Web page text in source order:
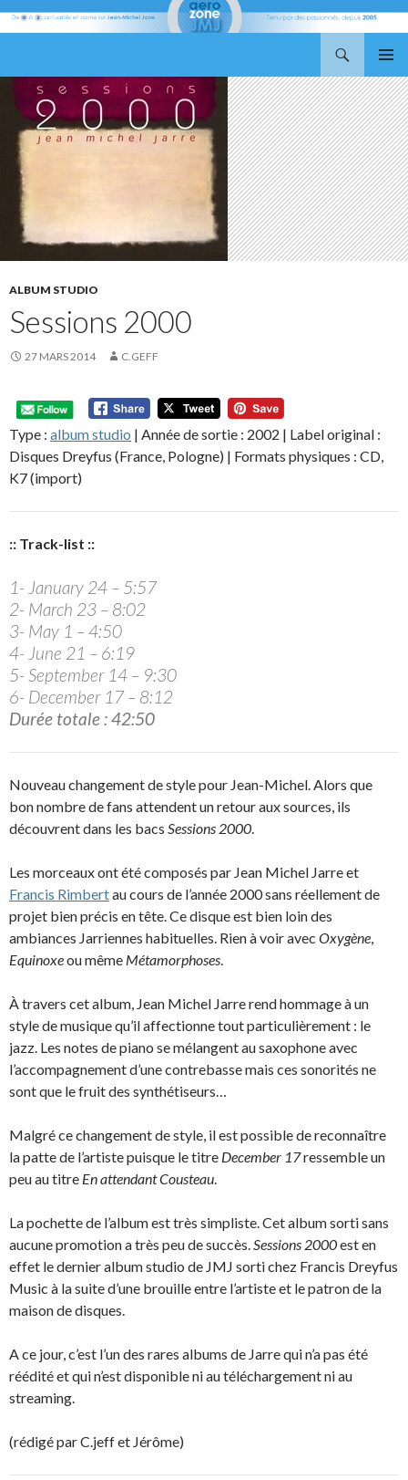
MENU
CONTENU
ALBUM STUDIO
Sessions 2000
27 MARS 2014 C.GEFF
Type : album studio | Année de sortie : 2002 | Label original :
Disques Dreyfus (France, Pologne) | Formats physiques : CD,
K7 (import)
:: Track-list ::
1- January 24 – 5:57
2- March 23 – 8:02
3- May 1 – 4:50
4- June 21 – 6:19
5- September 14 – 9:30
6- December 17 – 8:12
Durée totale : 42:50
Nouveau changement de style pour Jean-Michel. Alors que
bon nombre de fans attendent un retour aux sources, ils
découvrent dans les bacs Sessions 2000.
Les morceaux ont été composés par Jean Michel Jarre et
Francis Rimbertau cours de l’année 2000 sans réellement de
projet bien précis en tête. Ce disque est bien loin des
ambiances Jarriennes habituelles. Rien à voir avec Oxygène,
Equinoxeou même Métamorphoses.
À travers cet album, Jean Michel Jarre rend hommage à un
style de musique qu’il affectionne tout particulièrement : le
jazz. Les notes de piano se mélangent au saxophone avec
l’accompagnement d’une contrebasse mais ces sonorités ne
sont que le fruit des synthétiseurs…
Malgré ce changement de style, il est possible de reconnaître
la patte de l’artiste puisque le titre December 17ressemble un
peu au titre En attendant Cousteau.
La pochette de l’album est très simpliste. Cet album sorti sans
aucune promotion a très peu de succès.Sessions 2000est en
effet le dernier album studio de JMJ sorti chez Francis Dreyfus
Music à la suite d’une brouille entre l’artiste et le patron de la
maison de disques.
A ce jour, c’est l’un des rares albums de Jarre qui n’a pas été
réédité et qui n’est disponible ni au téléchargement ni au
streaming.
(rédigé par C.jeff et Jérôme)